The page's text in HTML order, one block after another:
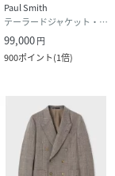
Paul Smith
テーラードジャケット・ブレザー
99,000円
900ポイント(1倍)